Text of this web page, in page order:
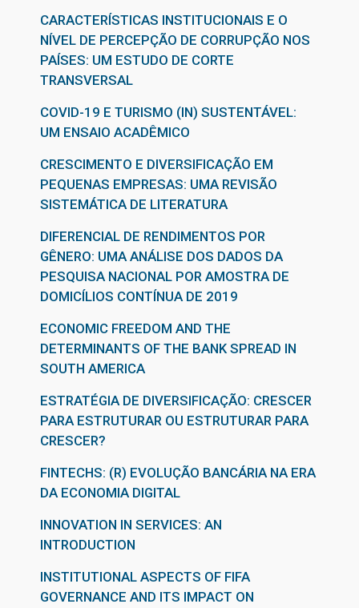
CARACTERÍSTICAS INSTITUCIONAIS E O
NÍVEL DE PERCEPÇÃO DE CORRUPÇÃO NOS
PAÍSES: UM ESTUDO DE CORTE
TRANSVERSAL
COVID-19 E TURISMO (IN) SUSTENTÁVEL:
UM ENSAIO ACADÊMICO
CRESCIMENTO E DIVERSIFICAÇÃO EM
PEQUENAS EMPRESAS: UMA REVISÃO
SISTEMÁTICA DE LITERATURA
DIFERENCIAL DE RENDIMENTOS POR
GÊNERO: UMA ANÁLISE DOS DADOS DA
PESQUISA NACIONAL POR AMOSTRA DE
DOMICÍLIOS CONTÍNUA DE 2019
ECONOMIC FREEDOM AND THE
DETERMINANTS OF THE BANK SPREAD IN
SOUTH AMERICA
ESTRATÉGIA DE DIVERSIFICAÇÃO: CRESCER
PARA ESTRUTURAR OU ESTRUTURAR PARA
CRESCER?
FINTECHS: (R) EVOLUÇÃO BANCÁRIA NA ERA
DA ECONOMIA DIGITAL
INNOVATION IN SERVICES: AN
INTRODUCTION
INSTITUTIONAL ASPECTS OF FIFA
GOVERNANCE AND ITS IMPACT ON